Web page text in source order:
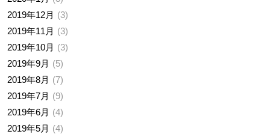
2019年12月
3
2019年11月
3
2019年10月
3
2019年9月
5
2019年8月
7
2019年7月
9
2019年6月
4
2019年5月
4